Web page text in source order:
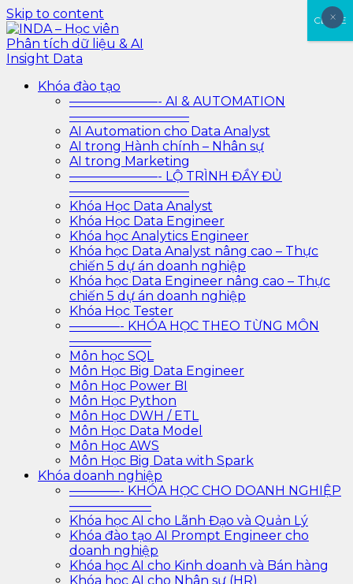
Skip to content
INDA – Học viên Phân tích dữ liệu & AI Insight Data
INDA – Học viện Đào tạo phân tích dữ liệu & AI chuyên
sâu cho ngành ngân hàng – bảo hiểm – chứng khoán
và doanh nghiệp với các project thực tế, cá nhân hóa
lộ trình với AI
Khóa đào tạo
———————- AI & AUTOMATION
—————————–
AI Automation cho Data Analyst
AI trong Hành chính – Nhân sự
AI trong Marketing
———————- LỘ TRÌNH ĐẦY ĐỦ
—————————–
Khóa Học Data Analyst
Khóa Học Data Engineer
Khóa học Analytics Engineer
Khóa học Data Analyst nâng cao – Thực
chiến 5 dự án doanh nghiệp
Khóa học Data Engineer nâng cao – Thực
chiến 5 dự án doanh nghiệp
Khóa Học Tester
————- KHÓA HỌC THEO TỪNG MÔN
——————–
Môn học SQL
Môn Học Big Data Engineer
Môn Học Power BI
Môn Học Python
Môn Học DWH / ETL
Môn Học Data Model
Môn Học AWS
Môn Học Big Data with Spark
Khóa doanh nghiệp
————- KHÓA HỌC CHO DOANH NGHIỆP
——————–
Khóa học AI cho Lãnh Đạo và Quản Lý
Khóa đào tạo AI Prompt Engineer cho
doanh nghiệp
Khóa học AI cho Kinh doanh và Bán hàng
Khóa học AI cho Nhân sự (HR)
×
CLOSE
×